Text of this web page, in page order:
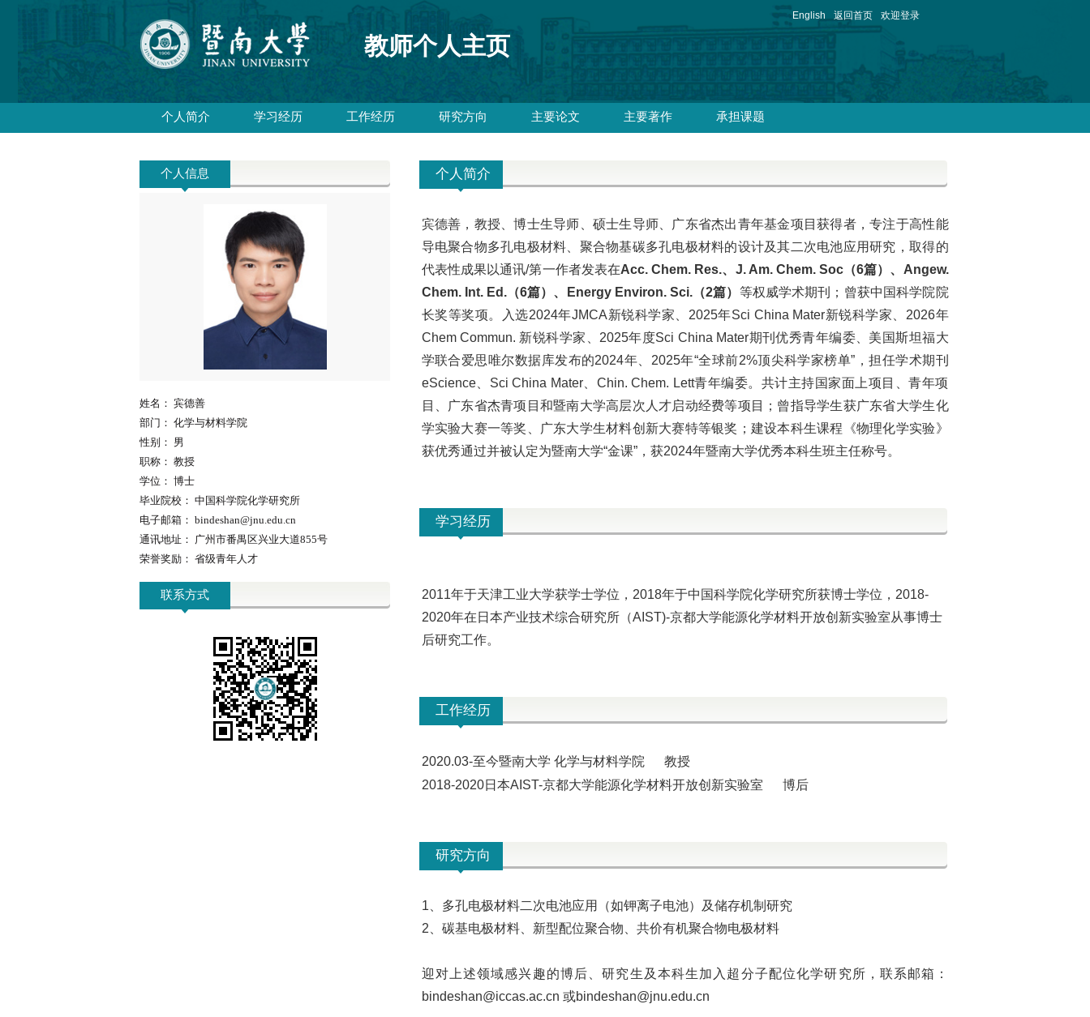
教师个人主页
English 返回首页 欢迎登录
个人简介 学习经历 工作经历 研究方向 主要论文 主要著作 承担课题
个人信息
姓名： 宾德善
部门： 化学与材料学院
性别： 男
职称： 教授
学位： 博士
毕业院校： 中国科学院化学研究所
电子邮箱： bindeshan@jnu.edu.cn
通讯地址： 广州市番禺区兴业大道855号
荣誉奖励： 省级青年人才
联系方式
个人简介
宾德善，教授、博士生导师、硕士生导师、广东省杰出青年基金项目获得者，专注于高性能
导电聚合物多孔电极材料、聚合物基碳多孔电极材料的设计及其二次电池应用研究，取得的
代表性成果以通讯/第一作者发表在Acc. Chem. Res.、 J. Am. Chem. Soc（6篇） 、 Angew.
Chem. Int. Ed.（6篇） 、Energy Environ. Sci.（2篇） 等权威学术期刊；曾获中国科学院院
长奖等奖项。入选2024年JMCA新锐科学家、2025年Sci China Mater新锐科学家、2026年
Chem Commun. 新锐科学家、 2025年度Sci China Mater期刊优秀青年编委、 美国斯坦福大
学联合爱思唯尔数据库发布的2024年、2025年“全球前2%顶尖科学家榜单”，担任学术期刊
eScience、Sci China Mater、Chin. Chem. Lett青年编委。共计主持国家面上项目、青年项
目、广东省杰青项目和暨南大学高层次人才启动经费等项目
；曾指导学生获广东省大学生化
学实验大赛一等奖、广东大学生材料创新大赛特等银奖；建设本科生课程《物理化学实验》
获优秀通过并被认定为暨南大学“金课”，获2024年暨南大学优秀本科生班主任称号。
学习经历
2011年于天津工业大学获学士学位，2018年于中国科学院化学研究所获博士学位，2018-
2020年在 日本产业技术综合研究所（AIST)-京都大学能源化学材料开放创新实验室从事博士
后研究工作。
工作经历
2020.03-至今暨南大学 化学与材料学院 教授
2018-2020日本AIST-京都大学能源化学材料开放创新实验室 博后
研究方向
1、多孔电极材料二次电池应用（如钾离子电池）及储存机制研究
2、碳基电极材料、新型配位聚合物、共价有机聚合物电极材料
迎对上述领域感兴趣的博后、研究生及本科生加入超分子配位化学研究所，联系邮箱：
bindeshan@iccas.ac.cn 或bindeshan@jnu.edu.cn